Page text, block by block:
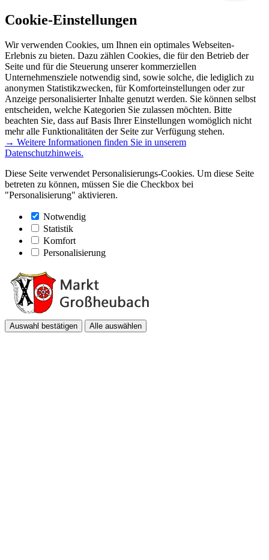
Cookie-Einstellungen
Wir verwenden Cookies, um Ihnen ein optimales Webseiten-
Erlebnis zu bieten. Dazu zählen Cookies, die für den Betrieb der
Seite und für die Steuerung unserer kommerziellen
Unternehmensziele notwendig sind, sowie solche, die lediglich zu
anonymen Statistikzwecken, für Komforteinstellungen oder zur
Anzeige personalisierter Inhalte genutzt werden. Sie können selbst
entscheiden, welche Kategorien Sie zulassen möchten. Bitte
beachten Sie, dass auf Basis Ihrer Einstellungen womöglich nicht
mehr alle Funktionalitäten der Seite zur Verfügung stehen.
→ Weitere Informationen finden Sie in unserem
Datenschutzhinweis.
Diese Seite verwendet Personalisierungs-Cookies. Um diese Seite
betreten zu können, müssen Sie die Checkbox bei
"Personalisierung" aktivieren.
Notwendig
Statistik
Komfort
Personalisierung
Auswahl bestätigen Alle auswählen